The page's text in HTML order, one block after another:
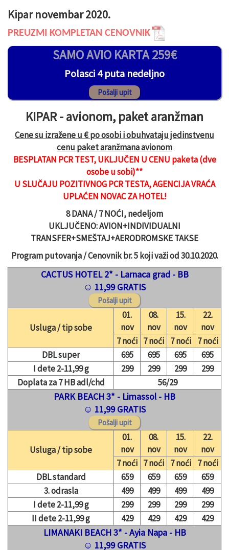
Kipar novembar 2020.
PREUZMI KOMPLETAN CENOVNIK
SAMO AVIO KARTA 259€
Polasci 4 puta nedeljno
KIPAR - avionom, paket aranžman
Cene su izražene u € po osobi i obuhvataju jedinstvenu
cenu paket aranžmana avionom
BESPLATAN PCR TEST, UKLJUČEN U CENU paketa (dve
osobe u sobi)**
U SLUČAJU POZITIVNOG PCR TESTA, AGENCIJA VRAĆA
UPLAĆEN NOVAC ZA HOTEL!
8 DANA / 7 NOĆI, nedeljom
UKLJUČENO: AVION+INDIVIDUALNI
TRANSFER+SMEŠTAJ+AERODROMSKE TAKSE
Program putovanja / Cenovnik br. 5 koji važi od 30.10.2020.
CACTUS HOTEL 2* - Larnaca grad - BB
☺ 11,99 GRATIS
Usluga / tip sobe
01.
nov
08.
nov
15.
nov
22.
nov
7 noći 7 noći 7 noći
7 noći
DBL super
695 695 695
695
I dete 2-11,99 g
299 299 299
299
Doplata za 7 HB adl/chd
56/29
PARK BEACH 3* - Limassol - HB
☺ 11,99 GRATIS
Usluga / tip sobe
01.
nov
08.
nov
15.
nov
22.
nov
7 noći 7 noći 7 noći
7 noći
DBL standard
659 659 659
659
3. odrasla
499 499 499
499
I dete 2-11,99 g
299 299 299
299
II dete 2-11,99 g
429 429 429 429
LIMANAKI BEACH 3* - Ayia Napa - HB
☺ 11,99 GRATIS